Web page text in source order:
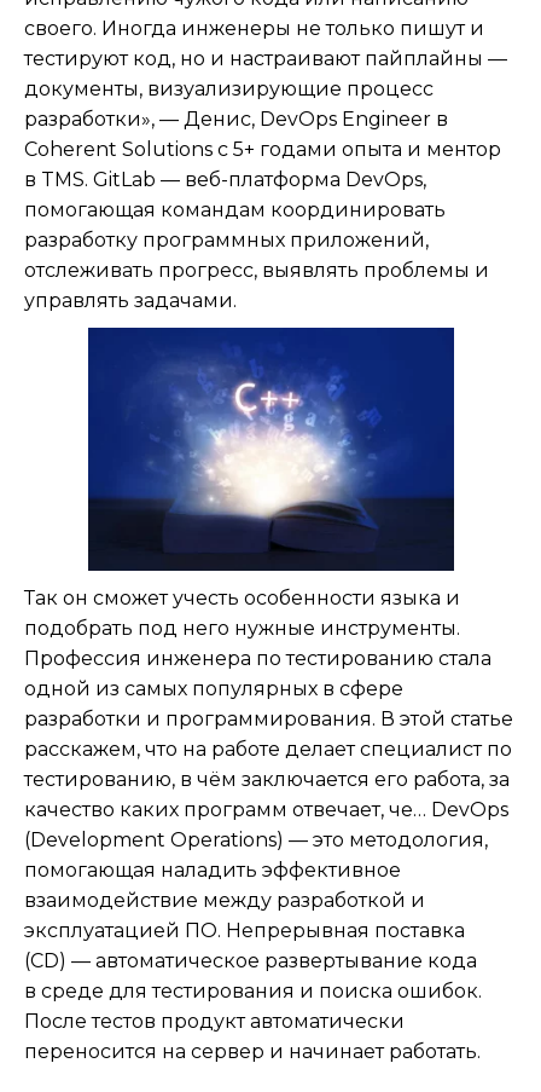
своего. Иногда инженеры не только пишут и
тестируют код, но и настраивают пайплайны —
документы, визуализирующие процесс
разработки», — Денис, DevOps Engineer в
Coherent Solutions с 5+ годами опыта и ментор
в TMS. GitLab — веб-платформа DevOps,
помогающая командам координировать
разработку программных приложений,
отслеживать прогресс, выявлять проблемы и
управлять задачами.
Так он сможет учесть особенности языка и
подобрать под него нужные инструменты.
Профессия инженера по тестированию стала
одной из самых популярных в сфере
разработки и программирования. В этой статье
расскажем, что на работе делает специалист по
тестированию, в чём заключается его работа, за
качество каких программ отвечает, че… DevOps
(Development Operations) — это методология,
помогающая наладить эффективное
взаимодействие между разработкой и
эксплуатацией ПО. Непрерывная поставка
(CD) — автоматическое развертывание кода
в среде для тестирования и поиска ошибок.
После тестов продукт автоматически
переносится на сервер и начинает работать.